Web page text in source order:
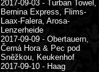
2017-09-03 - Turban Towel,
Bernina Express, Flims-
Laax-Falera, Arosa-
Lenzerheide
2017-09-09 - Obertauern,
Černá Hora & Pec pod
Sněžkou, Keukenhof
2017-09-10 - Haag